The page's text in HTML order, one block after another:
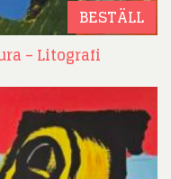
BESTÄLL
– Litografi